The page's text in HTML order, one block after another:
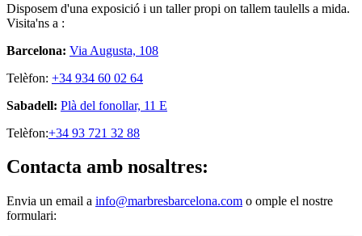
Disposem d'una exposició i un taller propi on tallem taulells a mida.
Visita'ns a :
Barcelona: Via Augusta, 108
Telèfon: +34 934 60 02 64
Sabadell: Plà del fonollar, 11 E
Telèfon:+34 93 721 32 88
Contacta amb nosaltres:
Envia un email a info@marbresbarcelona.com o omple el nostre
formulari: